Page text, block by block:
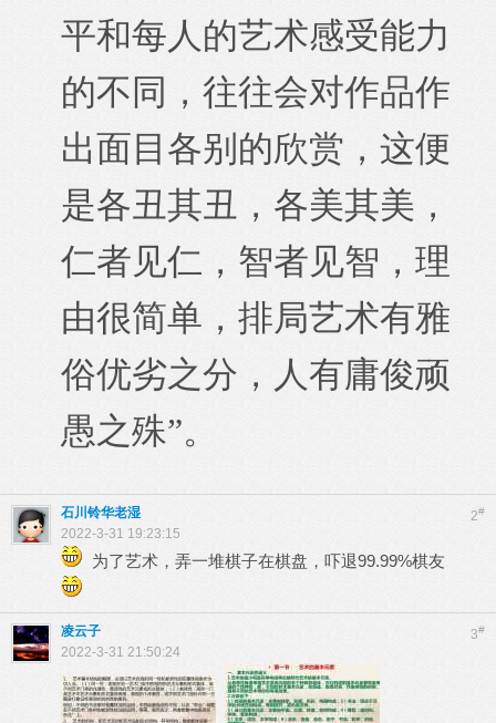
平和每人的艺术感受能力
的不同，往往会对作品作
出面目各别的欣赏，这便
是各丑其丑，各美其美，
仁者见仁，智者见智，理
由很简单，排局艺术有雅
俗优劣之分，人有庸俊顽
愚之殊”。
2#
石川铃华老湿
2022-3-31 19:23:15
为了艺术，弄一堆棋子在棋盘，吓退99.99%棋友
3#
凌云子
2022-3-31 21:50:24